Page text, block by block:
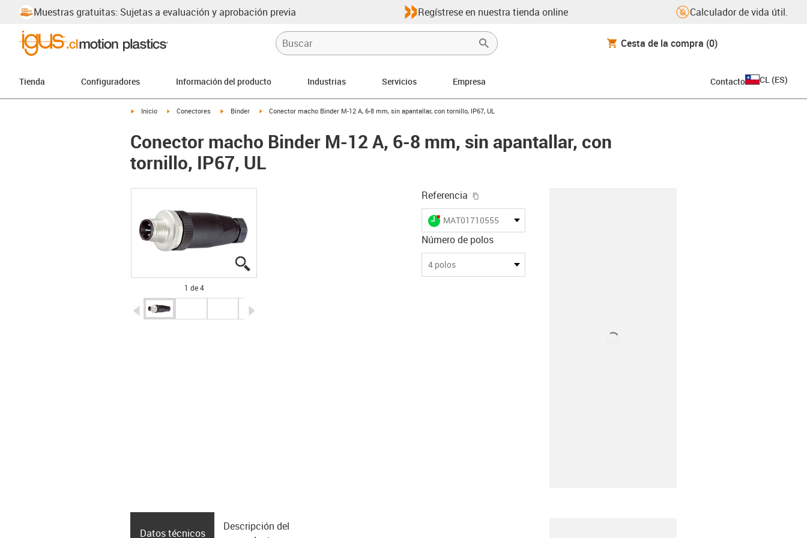
Muestras gratuitas: Sujetas a evaluación y aprobación previa Regístrese en nuestra tienda online Calculador de vida útil.
Cesta de la compra (0)
Tienda Configuradores Información del producto Industrias Servicios Empresa Contacto CL (ES)
igus-icon-arrow-right
Inicio igus-icon-arrow-right
Conectores igus-icon-arrow-right
Binder igus-icon-arrow-right
Conector macho Binder M-12 A, 6-8 mm, sin apantallar, con tornillo, IP67, UL
Conector macho Binder M-12 A, 6-8 mm, sin apantallar, con
tornillo, IP67, UL
1 de 4
igus-icon-arrow-left
Referencia
igus-icon-lieferzeit-dot
MAT01710555
Número de polos
4 polos
Datos técnicos
Descripción del